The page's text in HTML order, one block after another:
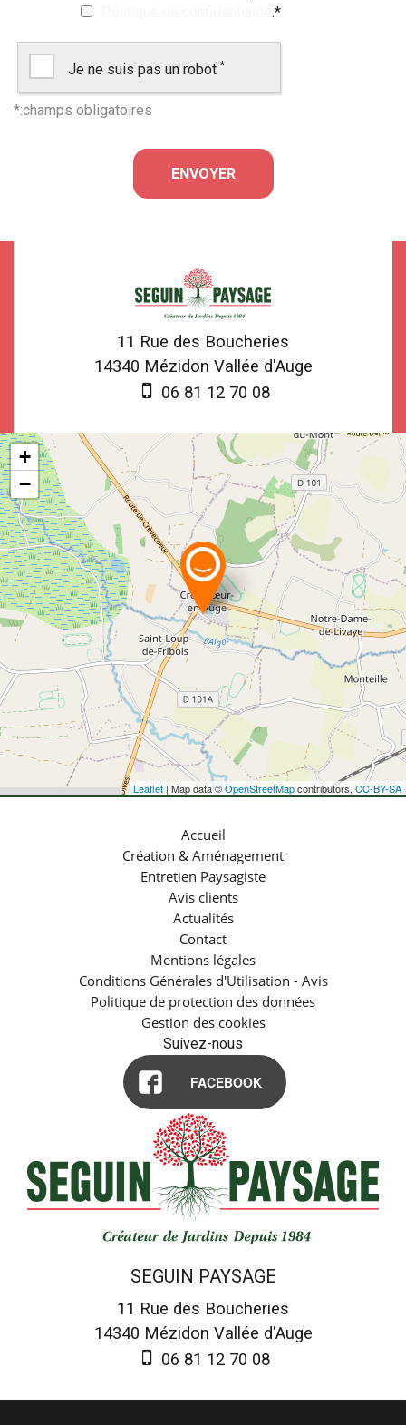
.*
Je ne suis pas un robot *
11 Rue des Boucheries
14340 Mézidon Vallée d'Auge
06 81 12 70 08
+
−
Leaflet | Map data ©OpenStreetMapcontributors, CC-BY-SA
Accueil
Création & Aménagement
Entretien Paysagiste
Avis clients
Actualités
Contact
Mentions légales
Conditions Générales d'Utilisation - Avis
Politique de protection des données
Gestion des cookies
Suivez-nous
FACEBOOK
SEGUIN PAYSAGE
11 Rue des Boucheries
14340 Mézidon Vallée d'Auge
06 81 12 70 08